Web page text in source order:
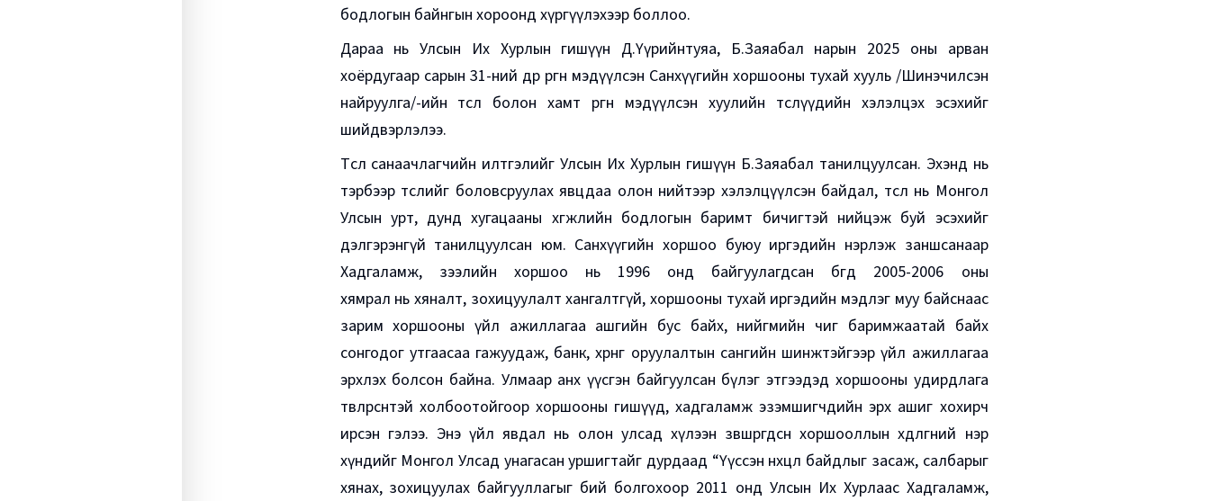
бодлогын байнгын хороонд хүргүүлэхээр боллоо.
Дараа нь Улсын Их Хурлын гишүүн Д.Үүрийнтуяа, Б.Заяабал нарын 2025 оны арван
хоёрдугаар сарын 31-ний өдөр өргөн мэдүүлсэн Санхүүгийн хоршооны тухай хууль /Шинэчилсэн
найруулга/-ийн төсөл болон хамт өргөн мэдүүлсэн хуулийн төслүүдийн хэлэлцэх эсэхийг
шийдвэрлэлээ.
Төсөл санаачлагчийн илтгэлийг Улсын Их Хурлын гишүүн Б.Заяабал танилцуулсан. Эхэнд нь
тэрбээр төслийг боловсруулах явцдаа олон нийтээр хэлэлцүүлсэн байдал, төсөл нь Монгол
Улсын урт, дунд хугацааны хөгжлийн бодлогын баримт бичигтэй нийцэж буй эсэхийг
дэлгэрэнгүй танилцуулсан юм. Санхүүгийн хоршоо буюу иргэдийн нэрлэж заншсанаар
Хадгаламж, зээлийн хоршоо нь 1996 онд байгуулагдсан бөгөөд 2005-2006 оны
хямрал нь хяналт, зохицуулалт хангалтгүй, хоршооны тухай иргэдийн мэдлэг муу байснаас
зарим хоршооны үйл ажиллагаа ашгийн бус байх, нийгмийн чиг баримжаатай байх
сонгодог утгаасаа гажуудаж, банк, хөрөнгө оруулалтын сангийн шинжтэйгээр үйл ажиллагаа
эрхлэх болсон байна. Улмаар анх үүсгэн байгуулсан бүлэг этгээдэд хоршооны удирдлага
төвлөрсөнтэй холбоотойгоор хоршооны гишүүд, хадгаламж эзэмшигчдийн эрх ашиг хохирч
ирсэн гэлээ. Энэ үйл явдал нь олон улсад хүлээн зөвшөөрөгдсөн хоршооллын хөдөлгөөний нэр
хүндийг Монгол Улсад унагасан уршигтайг дурдаад “Үүссэн нөхцөл байдлыг засаж, салбарыг
хянах, зохицуулах байгууллагыг бий болгохоор 2011 онд Улсын Их Хурлаас Хадгаламж,